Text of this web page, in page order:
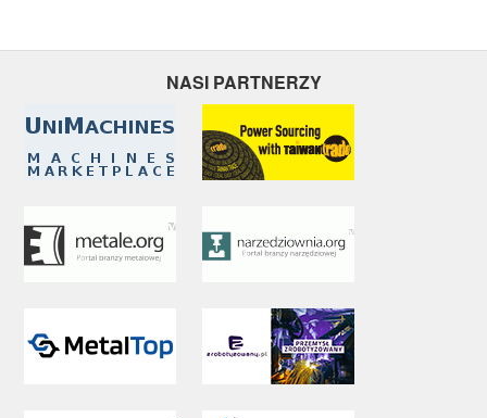
NASI PARTNERZY